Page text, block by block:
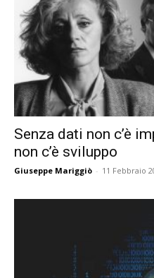
Senza dati non c’è
non c’è sviluppo
Giuseppe Mariggiò - 11 Febbraio